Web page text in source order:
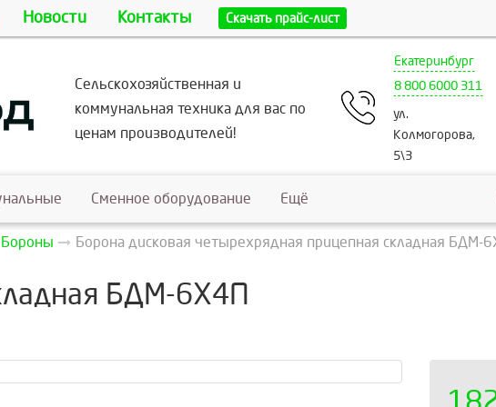
Новости Контакты Скачать прайс-лист
Сельскохозяйственная и
коммунальная техника для вас по
ценам производителей!
Екатеринбург
8 800 6000 311
ул.
Колмогорова,
5\3
Сменное оборудование Ещё
Бороны Борона дисковая четырехрядная прицепная складная
БДМ-6Х4П